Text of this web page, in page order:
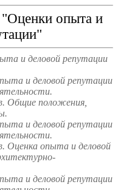
опыта и
и деловой репутации
и деловой репутации
Общие положения,
и деловой репутации
Оценка опыта и деловой
и деловой репутации